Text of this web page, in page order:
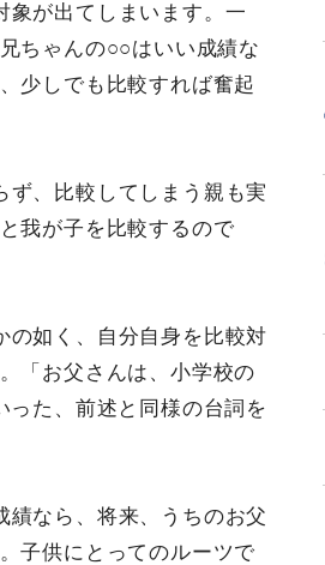
象が出てしまいます。一
ちゃんの○○はいい成績な
少しでも比較すれば奮起
、比較してしまう親も実
我が子を比較するので
の如く、自分自身を比較対
「お父さんは、小学校の
た、前述と同様の台詞を
績なら、将来、うちのお父
子供にとってのルーツで